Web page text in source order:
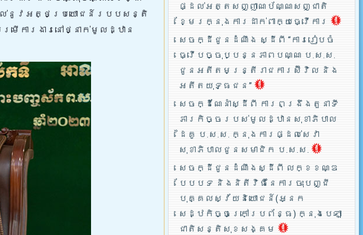
តល់នូវអត្ថប្រយោជន៍របបសន្តិ
ារងារនៅថ្នាក់មូលដ្ឋាន
ផ្ដល់អត្តសញ្ញាណប័ណ្ណសញ្ជាតិ
ខ្មែរក្នុងការដាក់ពាក្យធ្វើការ
សេចក្ដីជូនដំណឹង ស្ដីពី “ការរៀបចំ
ធ្វើបច្ចុប្បន្នភាពបណ្ណ ប.ស.ស.
ជូនអតីតមន្ត្រីរាជការស៊ីវិល និង
អតីតយុទ្ធជន”
សេចក្ដីណែនាំស្ដីពី ការពង្រឹងតួនាទី
ភារកិច្ចរបស់មូលដ្ឋានសុខាភិបាល
ដៃគូ ប.­ស.ស. ក្នុងការផ្ដល់សេវា
សុខាភិបាលជូនសមាជិក ប.ស.ស.
សេចក្ដីជូនដំណឹងស្ដីពី លក្ខខណ្ឌ
បែបបទ និងនិតីវិធីនៃការចុះបញ្ជី
បុគ្គលស្វ័យនិយោជន៍(អ្នក
សេដ្ឋកិច្ចក្រៅប្រព័ន្ធ) ក្នុងបេឡា
ជាតិសន្តិសុខសង្គម